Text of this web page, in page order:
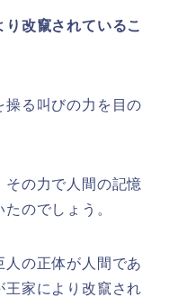
改竄されているこ
操る叫びの力を目の
その力で人間の記憶
のでしょう。
の正体が人間であ
王家により改竄され